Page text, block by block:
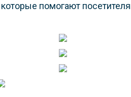
помогают